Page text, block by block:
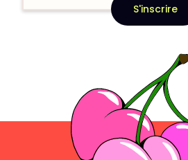
S'inscrire